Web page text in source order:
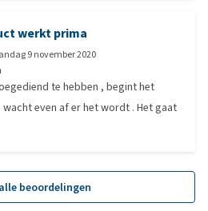
werkt prima
9 november 2020
te hebben , begint het
even af er het wordt . Het gaat
beoordelingen